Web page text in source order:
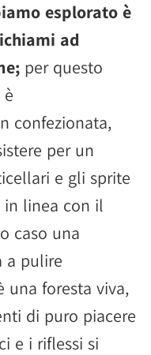
esplorato è
ad
per questo
confezionata,
per un
e gli sprite
in linea con il
caso una
a pulire
una foresta viva,
di puro piacere
e i riflessi si